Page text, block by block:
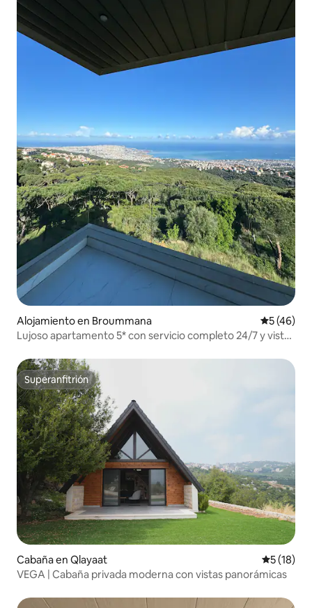
Alojamiento en Broummana
5 (46)
Lujoso apartamento 5* con servicio completo 24/7 y vistas
Superanfitrión
Superanfitrión
Cabaña en Qlayaat
5 (18)
VEGA | Cabaña privada moderna con vistas panorámicas